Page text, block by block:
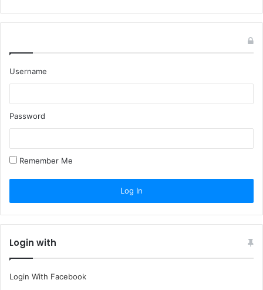
Username
Password
Remember Me
Login with
Login With Facebook